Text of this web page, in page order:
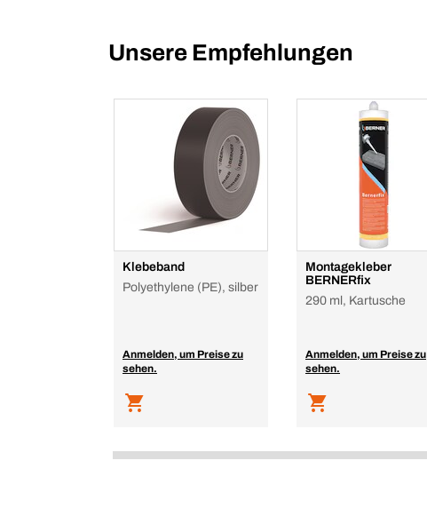
Unsere Empfehlungen
Klebeband
Polyethylene (PE), silber
Anmelden, um Preise zu
sehen.
Montagekleber
BERNERfix
290 ml, Kartusche
Anmelden, um Preise zu
sehen.